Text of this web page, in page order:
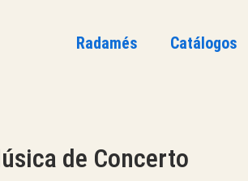
Radamés Catálogos
de Concerto